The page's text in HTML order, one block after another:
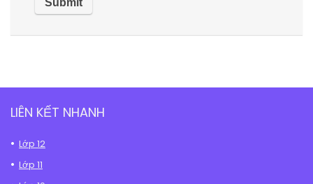
LIÊN KẾT NHANH
Lớp 12
Lớp 11